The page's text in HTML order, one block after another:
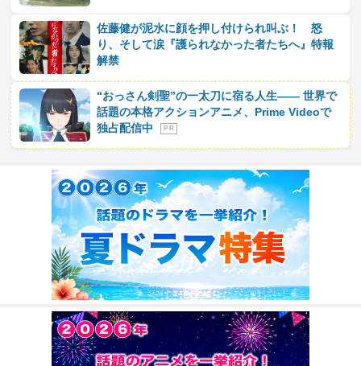
佐藤健が泥水に顔を押し付けられ叫ぶ！ 怒
り、そして涙『護られなかった者たちへ』特報
解禁
“おっさん剣聖”の一太刀に宿る人生―― 世界で
話題の本格アクションアニメ、Prime Videoで
独占配信中
P R